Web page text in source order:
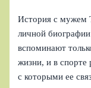
История с мужем
личной
вспоминают
жизни, и в
с которыми ее